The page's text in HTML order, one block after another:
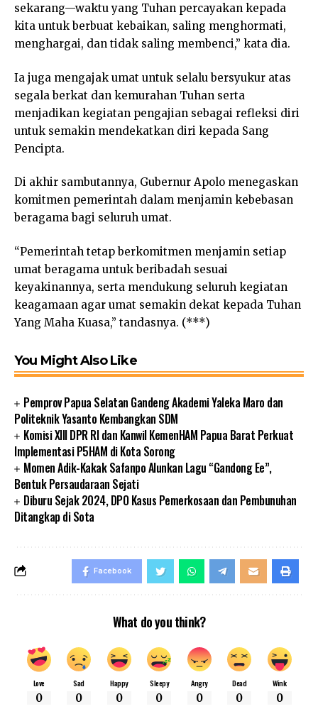
sekarang—waktu yang Tuhan percayakan kepada
kita untuk berbuat kebaikan, saling menghormati,
menghargai, dan tidak saling membenci,” kata dia.
Ia juga mengajak umat untuk selalu bersyukur atas
segala berkat dan kemurahan Tuhan serta
menjadikan kegiatan pengajian sebagai refleksi diri
untuk semakin mendekatkan diri kepada Sang
Pencipta.
Di akhir sambutannya, Gubernur Apolo menegaskan
komitmen pemerintah dalam menjamin kebebasan
beragama bagi seluruh umat.
“Pemerintah tetap berkomitmen menjamin setiap
umat beragama untuk beribadah sesuai
keyakinannya, serta mendukung seluruh kegiatan
keagamaan agar umat semakin dekat kepada Tuhan
Yang Maha Kuasa,” tandasnya. (***)
You Might Also Like
Pemprov Papua Selatan Gandeng Akademi Yaleka Maro dan
Politeknik Yasanto Kembangkan SDM
Komisi XIII DPR RI dan Kanwil KemenHAM Papua Barat Perkuat
Implementasi P5HAM di Kota Sorong
Momen Adik-Kakak Safanpo Alunkan Lagu “Gandong Ee”,
Bentuk Persaudaraan Sejati
Diburu Sejak 2024, DPO Kasus Pemerkosaan dan Pembunuhan
Ditangkap di Sota
Facebook
What do you think?
Love
0
Sad
0
Happy
0
Sleepy
0
Angry
0
Dead
0
Wink
0